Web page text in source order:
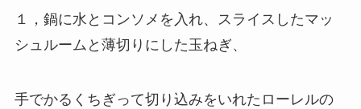
１，鍋に水とコンソメを入れ、スライスしたマッ
シュルームと薄切りにした玉ねぎ、
手でかるくちぎって切り込みをいれたローレルの